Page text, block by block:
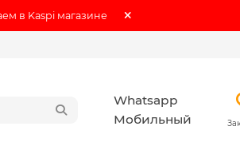
в Kaspi магазине
Whatsapp
Мобильный